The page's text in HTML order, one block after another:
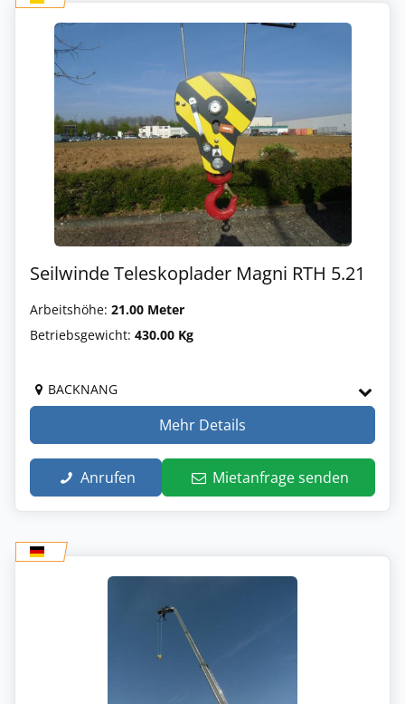
Seilwinde Teleskoplader Magni RTH 5.21
Arbeitshöhe: 21.00 Meter
Betriebsgewicht: 430.00 Kg
BACKNANG
Mehr Details
Anrufen Mietanfrage senden